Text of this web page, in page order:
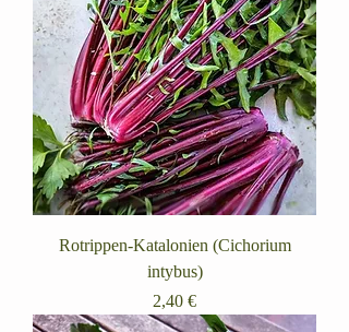
Rotrippen-Katalonien (Cichorium
intybus)
Preis
2,40 €